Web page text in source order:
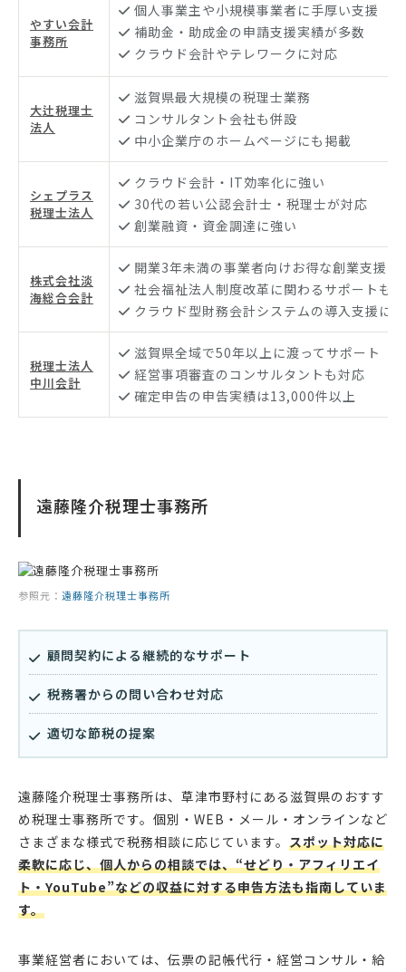
やすい会計
事務所
個人事業主や小規模事業者に手厚い支援
補助金・助成金の申請支援実績が多数
クラウド会計やテレワークに対応
大辻税理士
法人
滋賀県最大規模の税理士業務
コンサルタント会社も併設
中小企業庁のホームページにも掲載
シェプラス
税理士法人
クラウド会計・IT効率化に強い
30代の若い公認会計士・税理士が対応
創業融資・資金調達に強い
株式会社淡
海総合会計
開業3年未満の事業者向けお得な創業支援プ
社会福祉法人制度改革に関わるサポートも
クラウド型財務会計システムの導入支援に
税理士法人
中川会計
滋賀県全域で50年以上に渡ってサポート
経営事項審査のコンサルタントも対応
確定申告の申告実績は13,000件以上
遠藤隆介税理士事務所
参照元： 遠藤隆介税理士事務所
顧問契約による継続的なサポート
税務署からの問い合わせ対応
適切な節税の提案
遠藤隆介税理士事務所は、草津市野村にある滋賀県のおすす
め税理士事務所です。個別・WEB・メール・オンラインなど
さまざまな様式で税務相談に応じています。 スポット対応に
柔軟に応じ、個人からの相談では、“せどり・アフィリエイ
ト・YouTube”などの収益に対する申告方法も指南していま
す。
事業経営者においては、伝票の記帳代行・経営コンサル・給